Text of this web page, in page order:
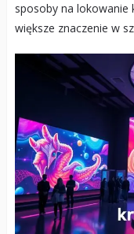
sposoby na lokowanie
większe znaczenie w